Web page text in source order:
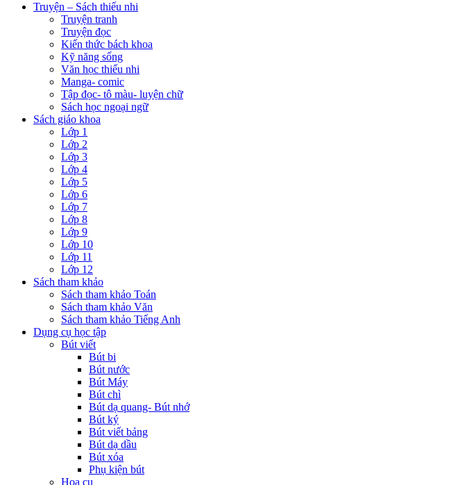
Truyện – Sách thiếu nhi
Truyện tranh
Truyện đọc
Kiến thức bách khoa
Kỹ năng sống
Văn học thiếu nhi
Manga- comic
Tập đọc- tô màu- luyện chữ
Sách học ngoại ngữ
Sách giáo khoa
Lớp 1
Lớp 2
Lớp 3
Lớp 4
Lớp 5
Lớp 6
Lớp 7
Lớp 8
Lớp 9
Lớp 10
Lớp 11
Lớp 12
Sách tham khảo
Sách tham khảo Toán
Sách tham khảo Văn
Sách tham khảo Tiếng Anh
Dụng cụ học tập
Bút viết
Bút bi
Bút nước
Bút Máy
Bút chì
Bút dạ quang- Bút nhớ
Bút ký
Bút viết bảng
Bút dạ dầu
Bút xóa
Phụ kiện bút
Họa cụ